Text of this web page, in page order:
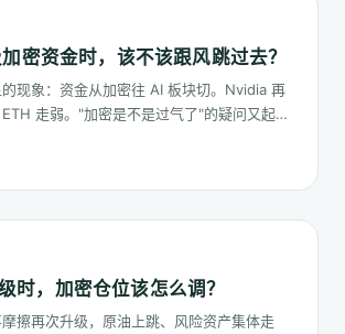
密资金时，该不该跟风跳过去？
现象：资金从加密往 AI 板块切。Nvidia 再
走弱。"加密是不是过气了"的疑问又起来
时，加密仓位该怎么调？
擦再次升级，原油上跳、风险资产集体走